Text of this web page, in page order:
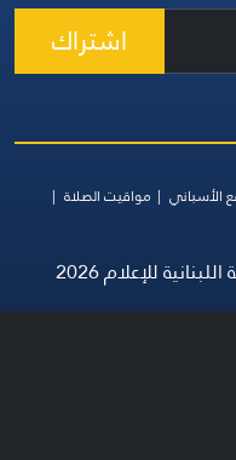
اشتراك
الأسباني
مواقيت الصلاة
للإعلام 2026